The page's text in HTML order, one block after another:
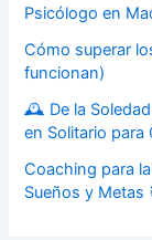
Psicólogo en
Cómo superar
funcionan)
🕰️ De la Soledad
en Solitario para
Coaching para
Sueños y Metas